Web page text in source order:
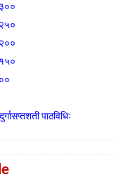
पाठविधिः